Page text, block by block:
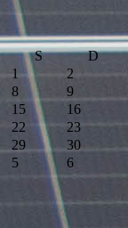
S
D
1
2
8
9
15
16
22
23
29
30
5
6